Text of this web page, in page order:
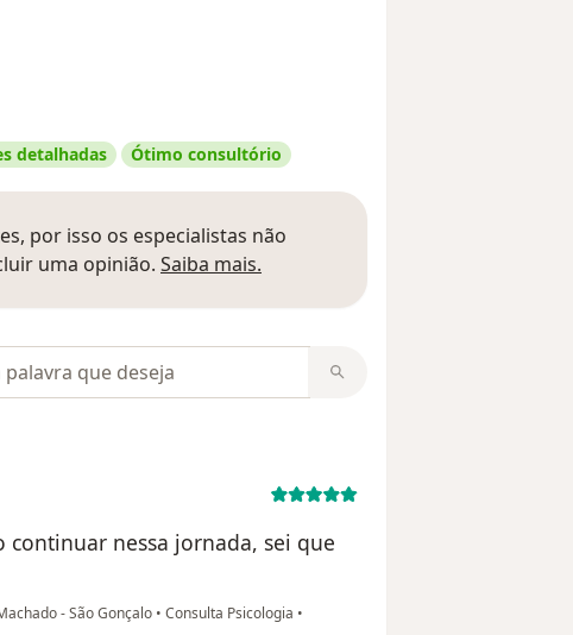
detalhadas Ótimo consultório
por isso os especialistas não
uma opinião. Saiba mais.
opiniões
continuar nessa jornada, sei que
- São Gonçalo • Consulta Psicologia •